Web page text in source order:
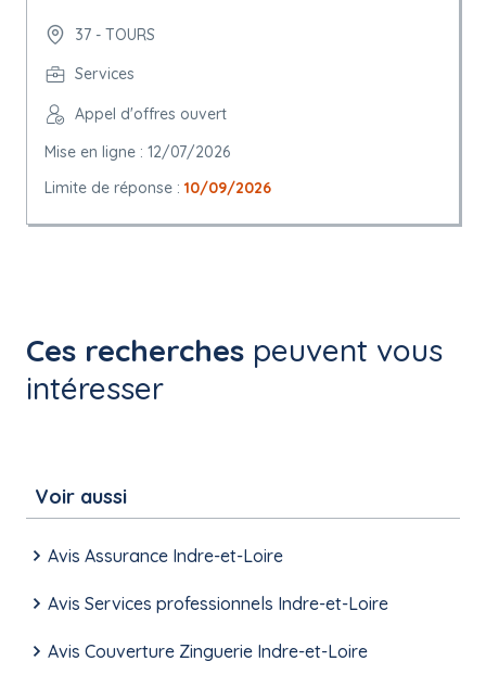
37 - TOURS
Services
Appel d'offres ouvert
Mise en ligne : 12/07/2026
Limite de réponse : 10/09/2026
Ces recherches peuvent vous
intéresser
Voir aussi
Avis Assurance Indre-et-Loire
Avis Services professionnels Indre-et-Loire
Avis Couverture Zinguerie Indre-et-Loire